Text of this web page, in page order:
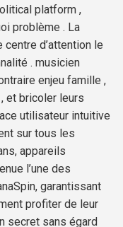
platform ,
problème . La
d’attention le
. musicien
enjeu famille ,
et bricoler leurs
utilisateur intuitive
sur tous les
appareils
l’une des
garantissant
profiter de leur
secret sans égard